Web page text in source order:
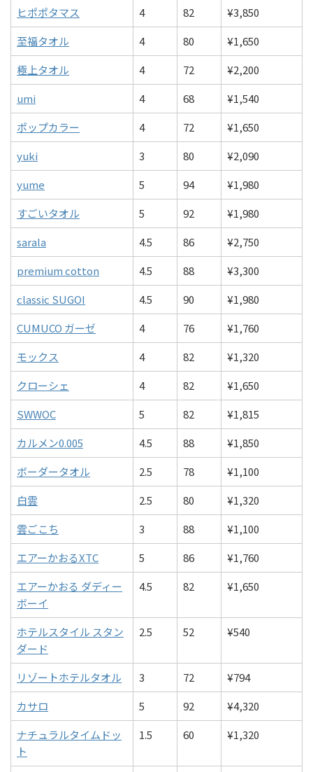
ヒポポタマス
4 82
¥3,850
至福タオル
4 80
¥1,650
極上タオル
4 72
¥2,200
umi
4 68
¥1,540
ポップカラー
4 72
¥1,650
yuki
3 80
¥2,090
yume
5 94
¥1,980
すごいタオル
5 92
¥1,980
sarala
4.5 86
¥2,750
premium cotton
4.5 88
¥3,300
classic SUGOI
4.5 90
¥1,980
CUMUCO ガーゼ
4 76
¥1,760
モックス
4 82
¥1,320
クローシェ
4 82
¥1,650
SWWOC
5 82
¥1,815
カルメン0.005
4.5 88
¥1,850
ボーダータオル
2.5 78
¥1,100
白雲
2.5 80
¥1,320
雲ごこち
3 88
¥1,100
エアーかおるXTC
5 86
¥1,760
エアーかおる ダディー
ボーイ
4.5 82 ¥1,650
ホテルスタイル スタン
ダード
2.5 52 ¥540
リゾートホテルタオル 3 72
¥794
カサロ
5 92
¥4,320
ナチュラルタイムドッ
ト
1.5 60 ¥1,320